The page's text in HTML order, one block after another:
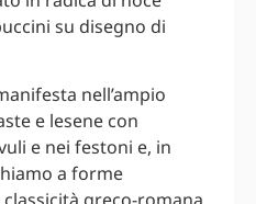
su disegno di
nell’ampio
e lesene con
e nei festoni e, in
a forme